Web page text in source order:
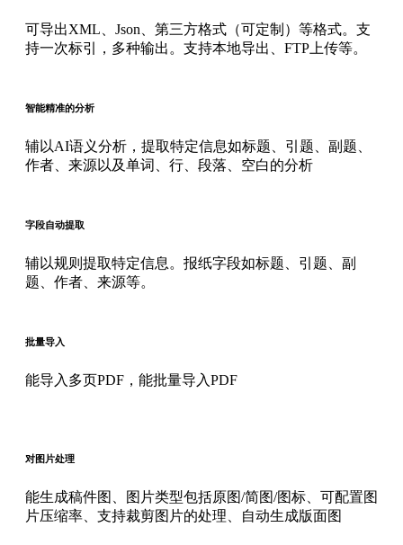
可导出XML、Json、第三方格式（可定制）等格式。支
持一次标引，多种输出。支持本地导出、FTP上传等。
智能精准的分析
辅以AI语义分析，提取特定信息如标题、引题、副题、
作者、来源以及单词、行、段落、空白的分析
字段自动提取
辅以规则提取特定信息。报纸字段如标题、引题、副
题、作者、来源等。
批量导入
能导入多页PDF，能批量导入PDF
对图片处理
能生成稿件图、图片类型包括原图/简图/图标、可配置图
片压缩率、支持裁剪图片的处理、自动生成版面图